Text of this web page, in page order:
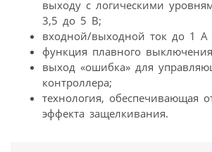
выходу с логическими
3,5 до 5 В;
входной/выходной ток до 1 А
функция плавного
выход «ошибка» для
контроллера;
технология, обеспечивающая
эффекта защелкивания.